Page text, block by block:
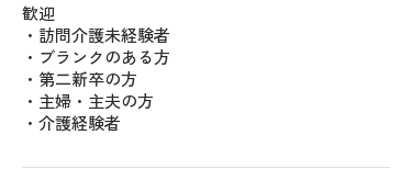
歓迎
・訪問介護未経験者
・ブランクのある方
・第二新卒の方
・主婦・主夫の方
・介護経験者